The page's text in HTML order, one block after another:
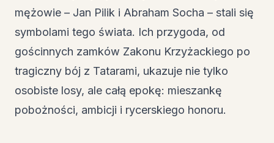
mężowie – Jan Pilik i Abraham Socha – stali się
symbolami tego świata. Ich przygoda, od
gościnnych zamków Zakonu Krzyżackiego po
tragiczny bój z Tatarami, ukazuje nie tylko
osobiste losy, ale całą epokę: mieszankę
pobożności, ambicji i rycerskiego honoru.